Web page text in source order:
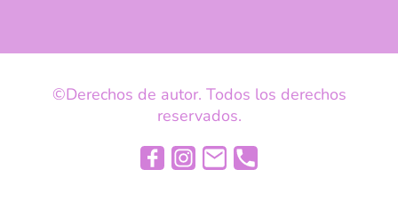
©Derechos de autor. Todos los derechos
reservados.